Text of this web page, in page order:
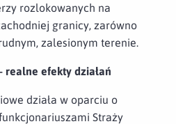
rozlokowanych na
granicy, zarówno
zalesionym terenie.
realne efekty działań
działa w oparciu o
Straży